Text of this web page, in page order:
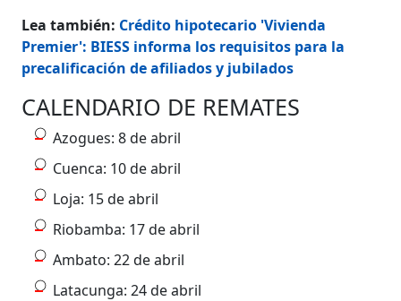
Lea también: Crédito hipotecario 'Vivienda
Premier': BIESS informa los requisitos para la
precalificación de afiliados y jubilados
CALENDARIO DE REMATES
Azogues: 8 de abril
Cuenca: 10 de abril
Loja: 15 de abril
Riobamba: 17 de abril
Ambato: 22 de abril
Latacunga: 24 de abril